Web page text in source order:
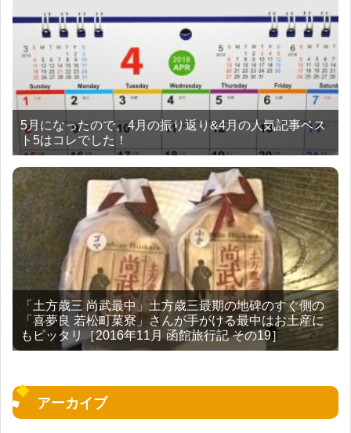
5月になったので、4月の振り返り&4月の人気記事ベス
ト5はコレでした！
「土方歳三 尚武最中」土方歳三最期の地碑のすぐ側の
「喜夢良 若松町菓寮」さんが手がける最中はお土産に
もピッタリ［2016年11月 函館旅行記 その19］
アーカイブ